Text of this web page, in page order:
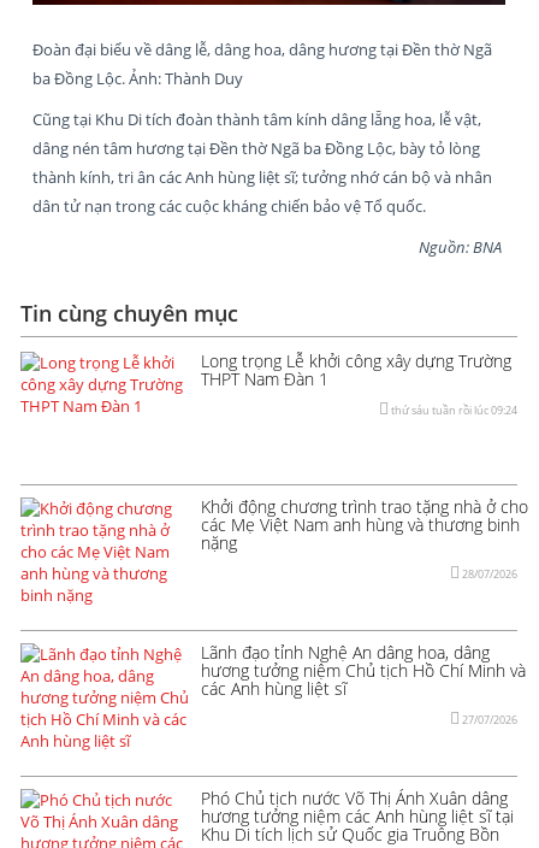
Đoàn đại biểu về dâng lễ, dâng hoa, dâng hương tại Đền thờ Ngã
ba Đồng Lộc. Ảnh: Thành Duy
Cũng tại Khu Di tích đoàn thành tâm kính dâng lẵng hoa, lễ vật,
dâng nén tâm hương tại Đền thờ Ngã ba Đồng Lộc, bày tỏ lòng
thành kính, tri ân các Anh hùng liệt sĩ; tưởng nhớ cán bộ và nhân
dân tử nạn trong các cuộc kháng chiến bảo vệ Tổ quốc.
Nguồn: BNA
Tin cùng chuyên mục
Long trọng Lễ khởi công xây dựng Trường
THPT Nam Đàn 1
thứ sáu tuần rồi lúc 09:24
Khởi động chương trình trao tặng nhà ở cho
các Mẹ Việt Nam anh hùng và thương binh
nặng
28/07/2026
Lãnh đạo tỉnh Nghệ An dâng hoa, dâng
hương tưởng niệm Chủ tịch Hồ Chí Minh và
các Anh hùng liệt sĩ
27/07/2026
Phó Chủ tịch nước Võ Thị Ánh Xuân dâng
hương tưởng niệm các Anh hùng liệt sĩ tại
Khu Di tích lịch sử Quốc gia Truông Bồn